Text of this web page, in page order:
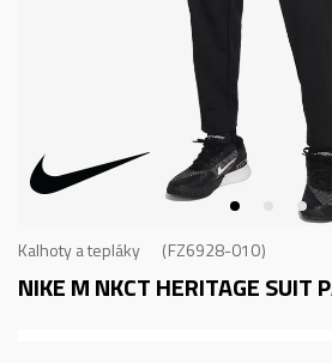
Kalhoty a tepláky FZ6928-010
NIKE M NKCT HERITAGE SUIT